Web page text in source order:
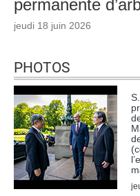
permanente
jeudi 18 juin 2026
PHOTOS
Fonctionnement
aux Parties
Rapports annuels
80e anniversaire de la
Cour